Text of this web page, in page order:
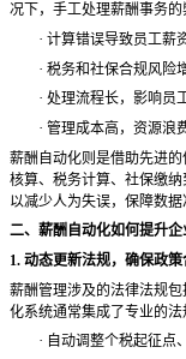
况下，手工处理薪酬事务的
· 计算错误导致员工薪
· 税务和社保合规风险
· 处理流程长，影响员
· 管理成本高，资源浪
薪酬自动化则是借助先进
核算、税务计算、社保缴
以减少人为失误，保障数据
二、薪酬自动化如何提升企
1. 动态更新法规，确保政策
薪酬管理涉及的法律法规
化系统通常集成了专业的法
· 自动调整个税起征点